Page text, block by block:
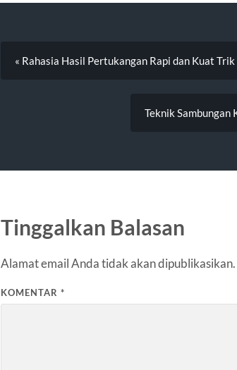
« Rahasia Hasil Pertukangan Rapi dan Kuat
Teknik Sambungan
Tinggalkan Balasan
Alamat email Anda tidak akan dipublikasikan.
KOMENTAR *